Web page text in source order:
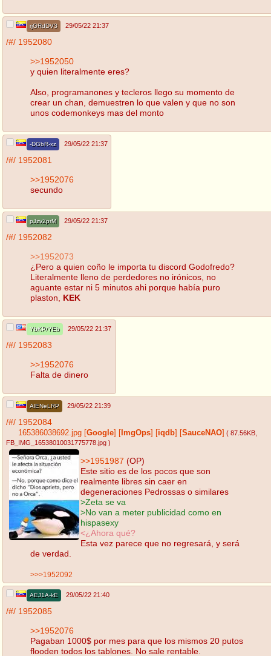
rjGRdDV3 29/05/22 21:37
/#/ 1952080
>>1952050
y quien literalmente eres?
Also, programanones y tecleros llego su momento de
crear un chan, demuestren lo que valen y que no son
unos codemonkeys mas del monto
-DGbR-xz 29/05/22 21:37
/#/ 1952081
>>1952076
secundo
pJzv2prM 29/05/22 21:37
/#/ 1952082
>>1952073
¿Pero a quien coño le importa tu discord Godofredo?
Literalmente lleno de perdedores no irónicos, no
aguante estar ni 5 minutos ahi porque había puro
plaston, KEK
YbKP/YEb 29/05/22 21:37
/#/ 1952083
>>1952076
Falta de dinero
AlENeLRP 29/05/22 21:39
/#/ 1952084
165386038692.jpg Google ImgOps iqdb SauceNAO ( 87.56KB
FB_IMG_16538010031775778.jpg )
>>1951987 (OP)
Este sitio es de los pocos que son
realmente libres sin caer en
degeneraciones Pedrossas o similares
>Zeta se va
>No van a meter publicidad como en
hispasexy
<¿Ahora qué?
Esta vez parece que no regresará, y será
de verdad.
>>>1952092
AEJ1A-kE 29/05/22 21:40
/#/ 1952085
>>1952076
Pagaban 1000$ por mes para que los mismos 20 putos
flooden todos los tablones. No sale rentable.